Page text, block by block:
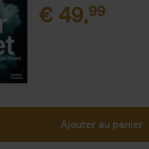
€ 49,99
Ajouter au panier